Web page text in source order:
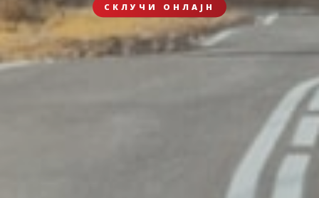
СКЛУЧИ ОНЛАЈН